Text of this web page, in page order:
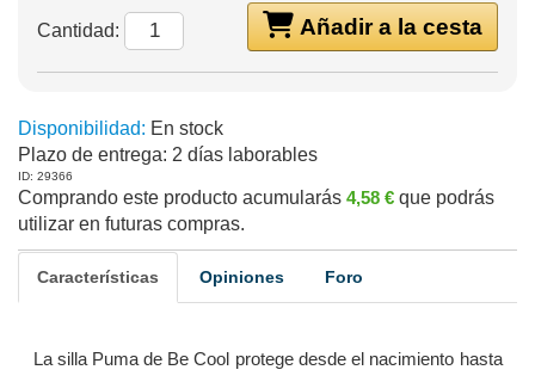
Añadir a la cesta
Cantidad:
Disponibilidad: En stock
Plazo de entrega: 2 días laborables
ID: 29366
Comprando este producto acumularás 4,58 € que podrás
utilizar en futuras compras.
Características Opiniones Foro
La silla Puma de Be Cool protege desde el nacimiento hasta